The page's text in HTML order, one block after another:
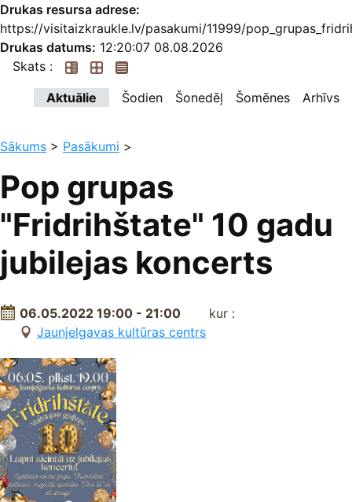
Drukas resursa adrese:
https://visitaizkraukle.lv/pasakumi/11999/
Drukas datums: 12:20:07 08.08.2026
Skats :
Aktuālie
Šodien Šonedēļ Šomēnes Arhīvs
Sākums > Pasākumi >
Pop grupas
"Fridrihštate" 10 gadu
jubilejas koncerts
06.05.2022 19:00 - 21:00
kur :
Jaunjelgavas kultūras centrs